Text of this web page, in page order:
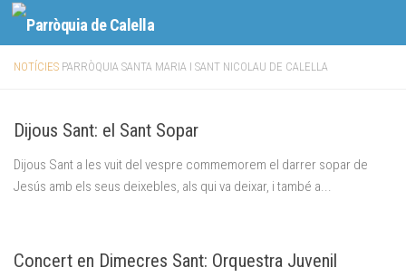
Skip to content
NOTÍCIES PARRÒQUIA SANTA MARIA I SANT NICOLAU DE CALELLA
Dijous Sant: el Sant Sopar
Dijous Sant a les vuit del vespre commemorem el darrer sopar de
Jesús amb els seus deixebles, als qui va deixar, i també a...
Concert en Dimecres Sant: Orquestra Juvenil